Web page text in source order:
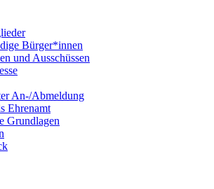
Bürger*innen
und Ausschüssen
An-/Abmeldung
Ehrenamt
Grundlagen